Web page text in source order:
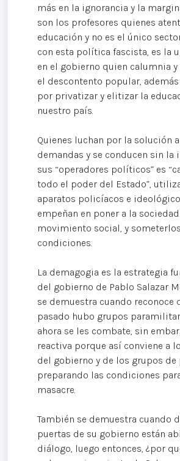
más en la ignorancia y la
son los profesores quienes
educación y no es el único
con esta política fascista, es la
en el gobierno quien calumnia
el descontento popular,
por privatizar y elitizar la
nuestro país.
Quienes luchan por la solución
demandas y se conducen sin la
sus “operadores políticos” es
todo el poder del Estado”,
aparatos policíacos e
empeñan en poner a la
movimiento social, y
condiciones.
La demagogia es la estrategia
del gobierno de Pablo Salazar
se demuestra cuando reconoce
pasado hubo grupos
ahora se les combate, sin
reactiva porque así conviene a
del gobierno y de los grupos de
preparando las condiciones
masacre.
También se demuestra cuando
puertas de su gobierno están
diálogo, luego entonces, ¿por